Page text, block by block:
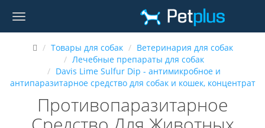
Товары для собак
Ветеринария для собак
Лечебные препараты для собак
Davis Lime Sulfur Dip - антимикробное и
антипаразитарное средство для собак и кошек, концентрат
Противопаразитарное